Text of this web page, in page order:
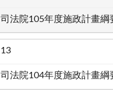
司法院105年度施政計畫綱
13
司法院104年度施政計畫綱